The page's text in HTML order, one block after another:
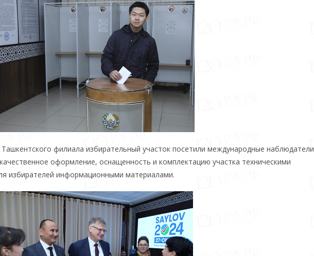
филиала избирательный участок посетили международные наблюдатели
оформление, оснащенность и комплектацию участка техническими
избирателей информационными материалами.